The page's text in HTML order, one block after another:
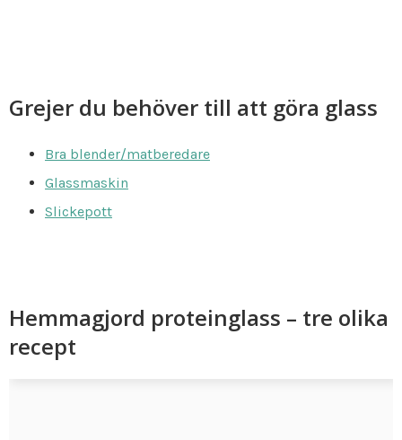
Grejer du behöver till att göra glass
Bra blender/matberedare
Glassmaskin
Slickepott
Hemmagjord proteinglass – tre olika
recept